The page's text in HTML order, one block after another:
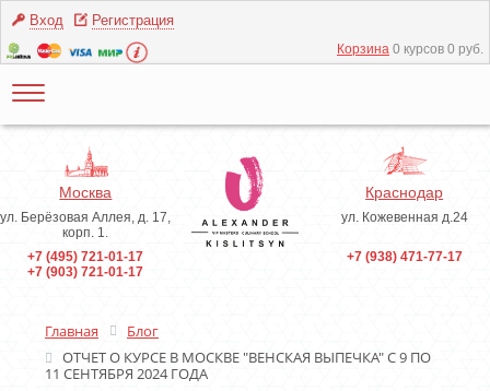
Вход Регистрация
Корзина 0 курсов 0 руб.
Москва
ул. Берёзовая Аллея, д. 17,
корп. 1.
+7 (495) 721-01-17
+7 (903) 721-01-17
Краснодар
ул. Кожевенная д.24
+7 (938) 471-77-17
Главная
Блог
ОТЧЕТ О КУРСЕ В МОСКВЕ "ВЕНСКАЯ ВЫПЕЧКА" С 9 ПО
11 СЕНТЯБРЯ 2024 ГОДА